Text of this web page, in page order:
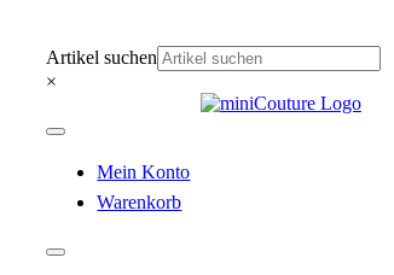
springenArtikel suchen
×
Toggle
Mein Konto
Warenkorb
Toggle